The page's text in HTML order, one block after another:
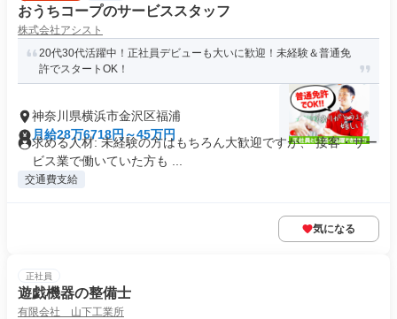
おうちコープのサービススタッフ
株式会社アシスト
20代30代活躍中！正社員デビューも大いに歓迎！未経験＆普通免
許でスタートOK！
神奈川県横浜市金沢区福浦
月給28万6718円～45万円
求める人材: 未経験の方はもちろん大歓迎ですが、 接客・サー
ビス業で働いていた方も ...
交通費支給
気になる
正社員
遊戯機器の整備士
有限会社 山下工業所